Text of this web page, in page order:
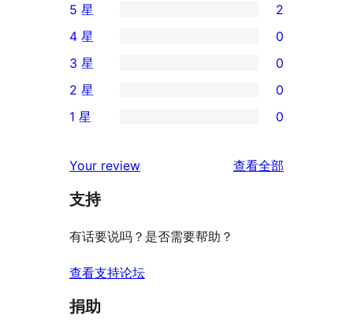
2
条
5
星
评
5 星 2
条
4
星
价
4 星 0
0
条
3
评
价
3 星 0
条
星
评
2 星 0
1
星
价
1 星 0
Your review 查看全部
支持
有话要说吗？是否需要帮助？
查看支持论坛
捐助